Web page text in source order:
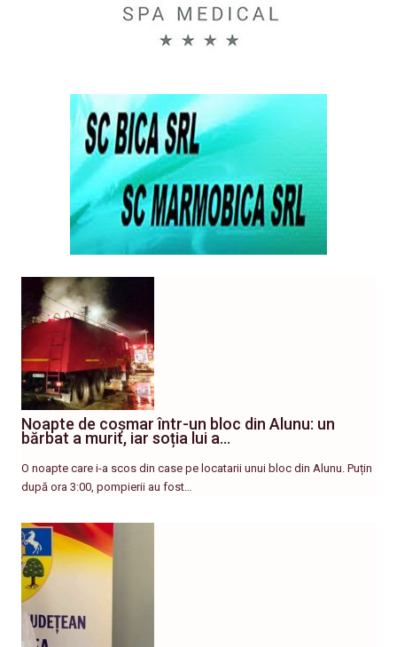
Noapte de coșmar într-un bloc din Alunu: un
bărbat a murit, iar soția lui a…
O noapte care i-a scos din case pe locatarii unui bloc din Alunu. Puțin
după ora 3:00, pompierii au fost…